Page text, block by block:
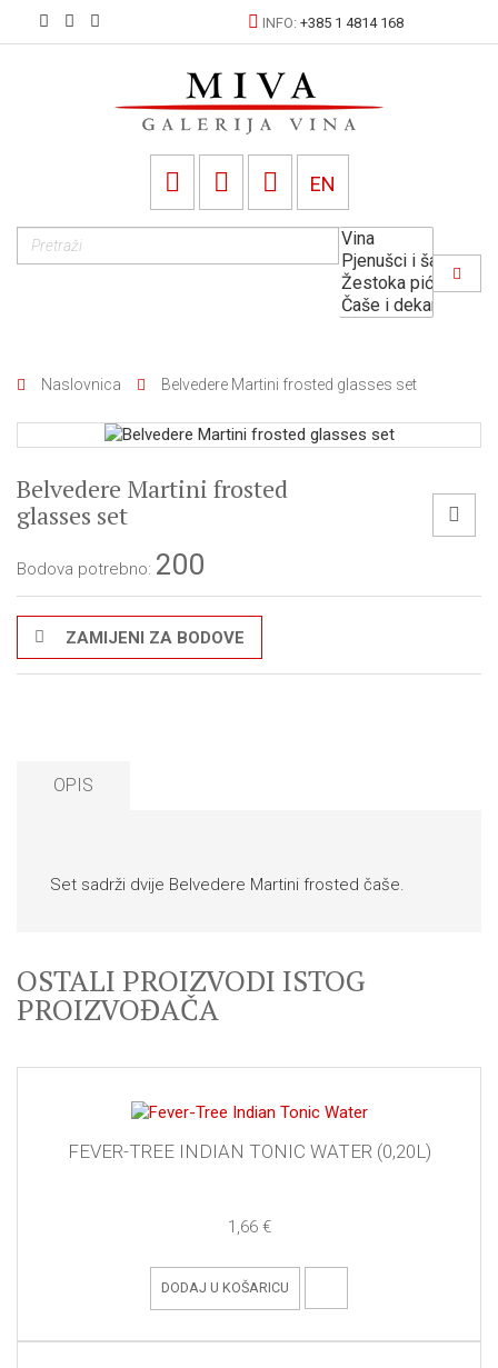
INFO:+385 1 4814 168
EN
Naslovnica Belvedere Martini frosted glasses set
Belvedere Martini frosted
glasses set
Bodova potrebno: 200
ZAMIJENI ZA BODOVE
OPIS
Set sadrži dvije Belvedere Martini frosted čaše.
OSTALI PROIZVODI ISTOG
PROIZVOĐAČA
FEVER-TREE INDIAN TONIC WATER (0,20L)
1,66 €
DODAJ U KOŠARICU